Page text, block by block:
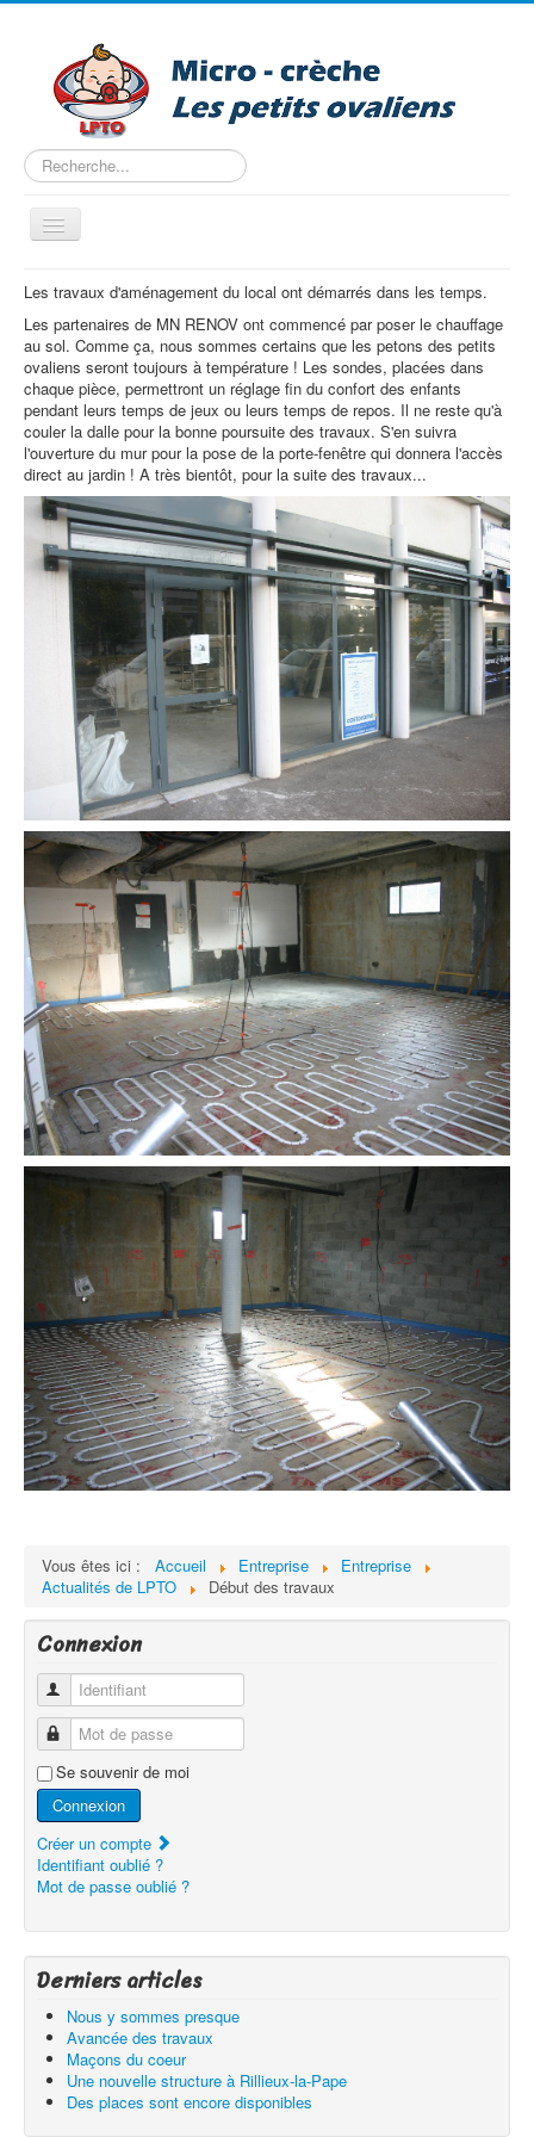
Rechercher
Basculer
la
Accueil
Nous trouver
Projet pédagogique
Tarifs
Les horaires
Entreprise
Pré-inscription
Les travaux d'aménagement du local ont démarrés dans les temps.
Les partenaires de MN RENOV ont commencé par poser le chauffage
au sol. Comme ça, nous sommes certains que les petons des petits
ovaliens seront toujours à température ! Les sondes, placées dans
chaque pièce, permettront un réglage fin du confort des enfants
pendant leurs temps de jeux ou leurs temps de repos. Il ne reste qu'à
couler la dalle pour la bonne poursuite des travaux. S'en suivra
l'ouverture du mur pour la pose de la porte-fenêtre qui donnera l'accès
direct au jardin ! A très bientôt, pour la suite des travaux...
Vous êtes ici : Accueil Entreprise
Entreprise
Actualités de LPTO
Début des travaux
Connexion
Identifiant
Mot de passe
Se souvenir de moi
Connexion
Créer un compte
Identifiant oublié ?
Mot de passe oublié ?
Derniers articles
Nous y sommes presque
Avancée des travaux
Maçons du coeur
Une nouvelle structure à Rillieux-la-Pape
Des places sont encore disponibles